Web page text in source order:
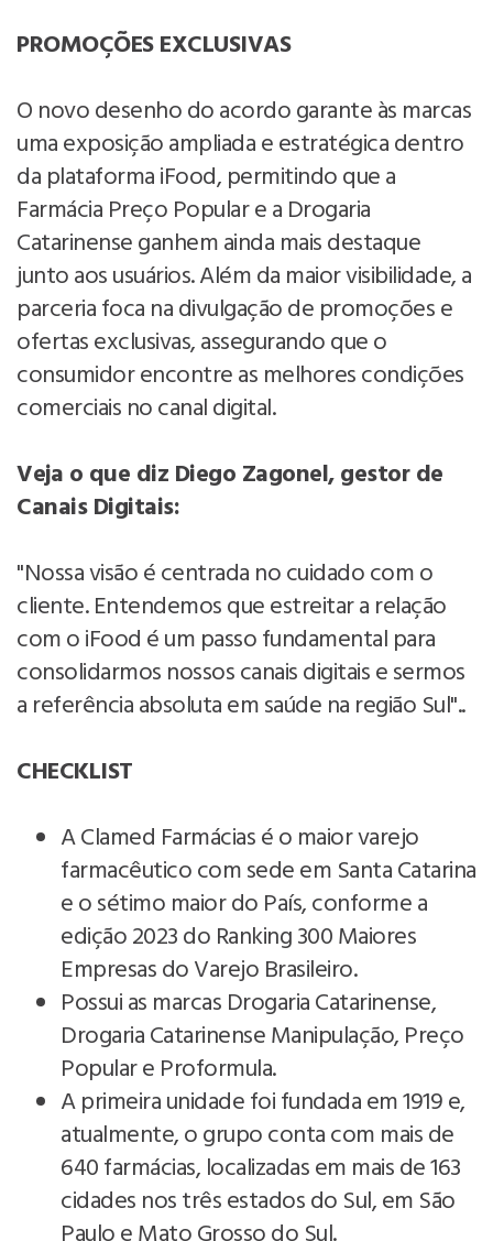
PROMOÇÕES EXCLUSIVAS
O novo desenho do acordo garante às marcas
uma exposição ampliada e estratégica dentro
da plataforma iFood, permitindo que a
Farmácia Preço Popular e a Drogaria
Catarinense ganhem ainda mais destaque
junto aos usuários. Além da maior visibilidade, a
parceria foca na divulgação de promoções e
ofertas exclusivas, assegurando que o
consumidor encontre as melhores condições
comerciais no canal digital.
Veja o que diz Diego Zagonel, gestor de
Canais Digitais:
"Nossa visão é centrada no cuidado com o
cliente. Entendemos que estreitar a relação
com o iFood é um passo fundamental para
consolidarmos nossos canais digitais e sermos
a referência absoluta em saúde na região Sul"..
CHECKLIST
A Clamed Farmácias é o maior varejo
farmacêutico com sede em Santa Catarina
e o sétimo maior do País, conforme a
edição 2023 do Ranking 300 Maiores
Empresas do Varejo Brasileiro.
Possui as marcas Drogaria Catarinense,
Drogaria Catarinense Manipulação, Preço
Popular e Proformula.
A primeira unidade foi fundada em 1919 e,
atualmente, o grupo conta com mais de
640 farmácias, localizadas em mais de 163
cidades nos três estados do Sul, em São